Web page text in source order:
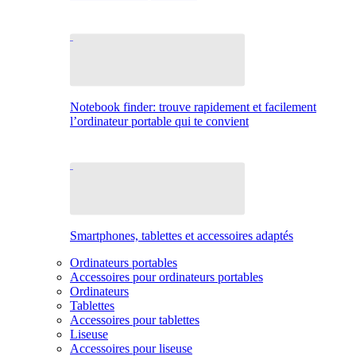
Notebook finder: trouve rapidement et facilement
l’ordinateur portable qui te convient
Smartphones, tablettes et accessoires adaptés
Ordinateurs portables
Accessoires pour ordinateurs portables
Ordinateurs
Tablettes
Accessoires pour tablettes
Liseuse
Accessoires pour liseuse